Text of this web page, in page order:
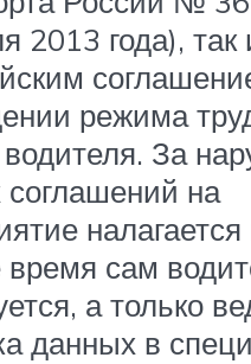
2013 года), так
режима
За
на
сам
а только
данных в